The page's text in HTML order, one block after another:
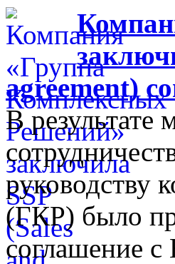
agreement)
В результате
руководству
(ГКР) было
соглашение с